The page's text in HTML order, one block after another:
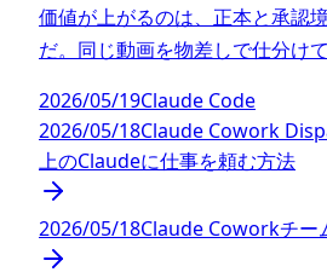
価値が上がるのは、正本と承認
だ。同じ動画を物差しで仕分けて
2026/05/19Claude Code
2026/05/18Claude Cowork
上のClaudeに仕事を頼む方法
2026/05/18Claude Coworkチー